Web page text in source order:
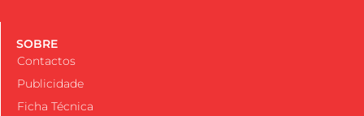
SOBRE
Contactos
Publicidade
Ficha Técnica